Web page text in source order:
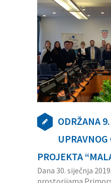
ODRŽANA
UPRAVNOG
PROJEKTA
Dana 30. siječnja
prostorijama